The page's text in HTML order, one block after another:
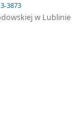
3873
w Lublinie